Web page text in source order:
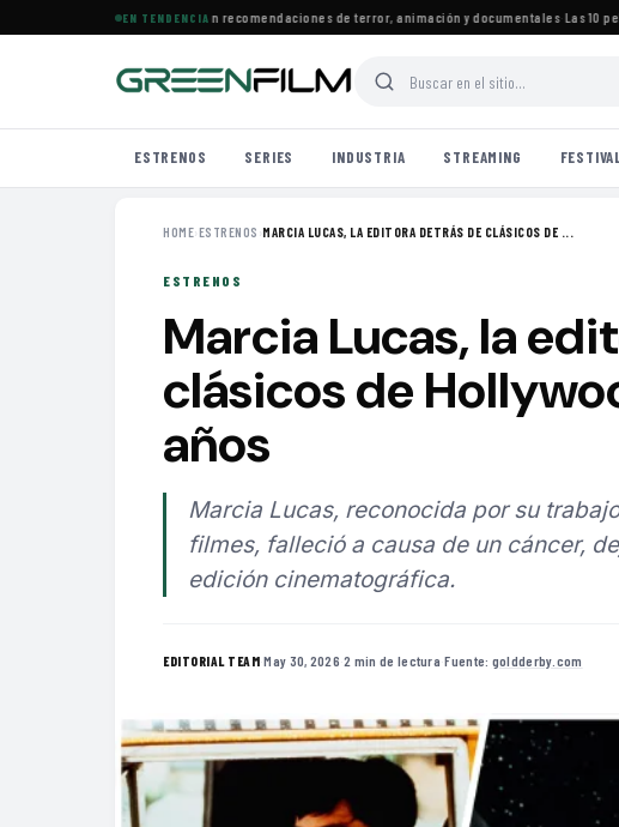
EN TENDENCIA
llegan a Prime Video con recomendaciones de terror, animación y documentales·Las 10
ESTRENOS SERIES INDUSTRIA STREAMING
HOME›ESTRENOS ›MARCIA LUCAS, LA EDITORA DETRÁS DE CLÁSICOS DE ...
ESTRENOS
Marcia Lucas, la
clásicos de
años
Marcia Lucas, reconocida por su
filmes, falleció a causa de un cáncer,
edición cinematográfica.
EDITORIAL TEAM·May 30, 2026·2 min de lectura·Fuente: goldderby.com